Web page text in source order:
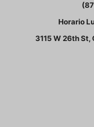
Horario
3115 W 26th